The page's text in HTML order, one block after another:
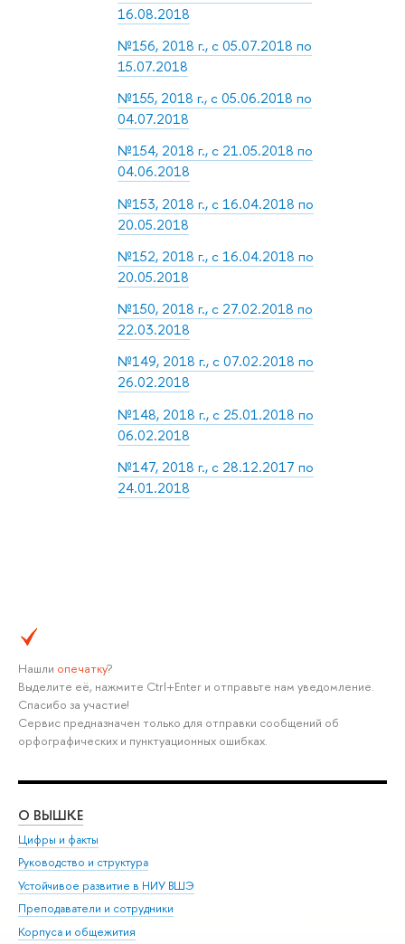
16.08.2018
№156, 2018 г., с 05.07.2018 по
15.07.2018
№155, 2018 г., с 05.06.2018 по
04.07.2018
№154, 2018 г., с 21.05.2018 по
04.06.2018
№153, 2018 г., с 16.04.2018 по
20.05.2018
№152, 2018 г., с 16.04.2018 по
20.05.2018
№150, 2018 г., с 27.02.2018 по
22.03.2018
№149, 2018 г., с 07.02.2018 по
26.02.2018
№148, 2018 г., с 25.01.2018 по
06.02.2018
№147, 2018 г., с 28.12.2017 по
24.01.2018
Нашли опечатку?
Выделите её, нажмите Ctrl+Enter и отправьте нам уведомление.
Спасибо за участие!
Сервис предназначен только для отправки сообщений об
орфографических и пунктуационных ошибках.
О ВЫШКЕ
Цифры и факты
Руководство и структура
Устойчивое развитие в НИУ ВШЭ
Преподаватели и сотрудники
Корпуса и общежития